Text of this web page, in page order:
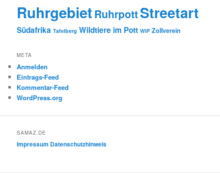
Ruhrgebiet RuhrpottStreetart
Südafrika Tafelberg Wildtiere im Pott WiP Zollverein
META
Anmelden
Eintrags-Feed
Kommentar-Feed
WordPress.org
SAMAZ.DE
Impressum Datenschutzhinweis